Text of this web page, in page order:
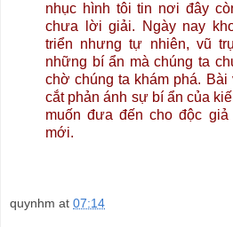
nhục hình tôi tin nơi đây
chưa lời giải. Ngày nay
triển nhưng tự nhiên, vũ
những bí ẩn mà chúng ta
chờ chúng ta khám phá. Bài
cắt phản ánh sự bí ẩn của
muốn đưa đến cho độc
mới.
quynhm at 07:14